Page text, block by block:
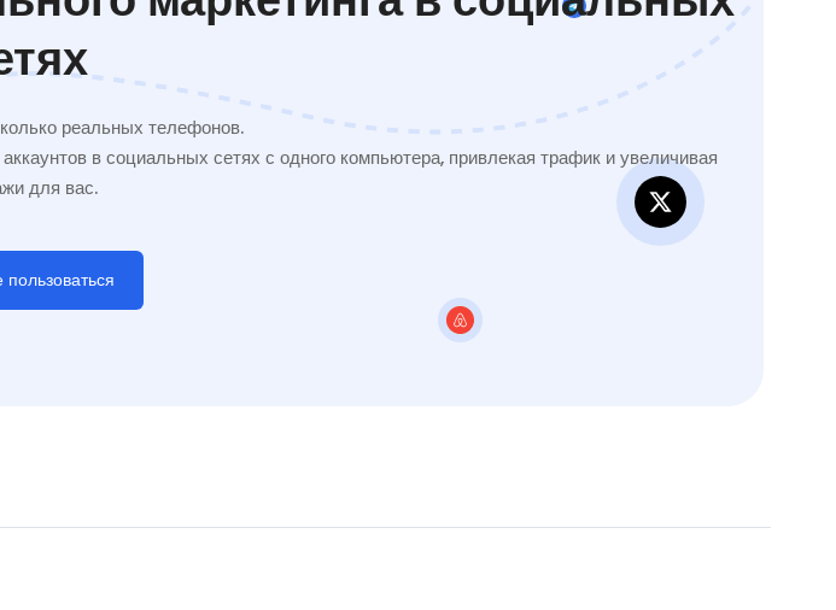
реальных телефонов.
в социальных сетях с одного компьютера, привлекая трафик и увеличивая
для вас.
пользоваться